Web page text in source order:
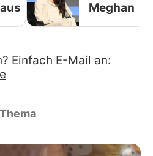
Meghan
Einfach E-Mail an: